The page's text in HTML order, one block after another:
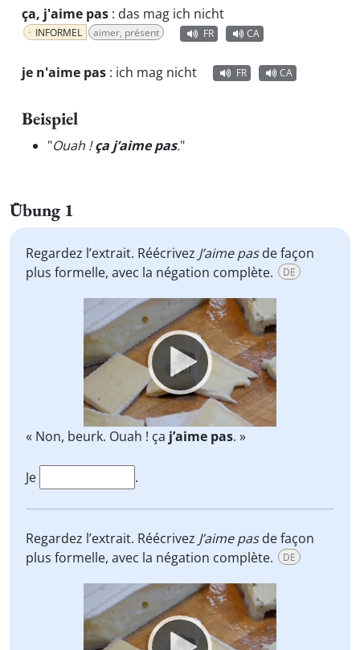
ça, j'aime pas : das mag ich nicht
INFORMEL aimer, présent FR CA
je n'aime pas : ich mag nicht FR CA
Beispiel
"Ouah !ça j’aime pas."
Übung 1
Regardez l’extrait. Réécrivez J’aime pasde façon
plus formelle, avec la négation complète.
DE
Video
Player
« Non, beurk. Ouah ! ça j’aime pas. »
Je .
Regardez l’extrait. Réécrivez J’aime pasde façon
plus formelle, avec la négation complète.
DE
Video
Player